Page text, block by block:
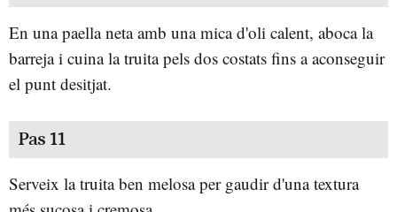
En una paella neta amb una mica d'oli calent, aboca la
barreja i cuina la truita pels dos costats fins a aconseguir
el punt desitjat.
Pas 11
Serveix la truita ben melosa per gaudir d'una textura